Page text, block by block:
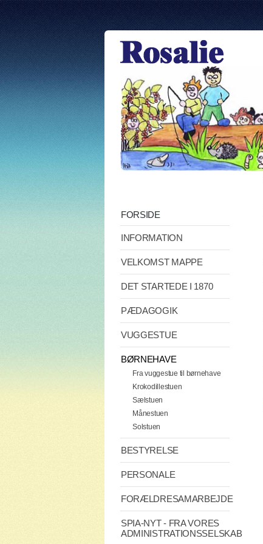
FORSIDE
INFORMATION
VELKOMST MAPPE
DET STARTEDE I 1870
PÆDAGOGIK
VUGGESTUE
BØRNEHAVE
Fra vuggestue til børnehave
Krokodillestuen
Sælstuen
Månestuen
Solstuen
BESTYRELSE
PERSONALE
FORÆLDRESAMARBEJDE
SPIA-NYT - FRA VORES
ADMINISTRATIONSSELSKAB